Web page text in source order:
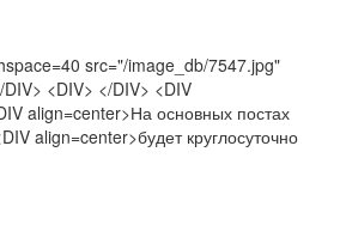
src="/image_db/7547.jpg"
<DIV> </DIV> <DIV
align=center>На основных постах
align=center>будет круглосуточно